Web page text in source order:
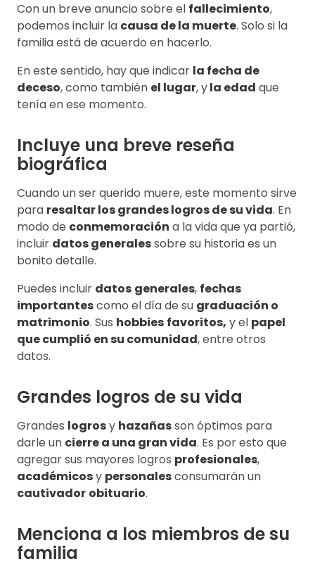
Con un breve anuncio sobre el fallecimiento,
podemos incluir la causa de la muerte. Solo si la
familia está de acuerdo en hacerlo.
En este sentido, hay que indicar la fecha de
deceso, como también el lugar, yla edad que
tenía en ese momento.
Incluye una breve reseña
biográfica
Cuando un ser querido muere, este momento sirve
para resaltar los grandes logros de su vida. En
modo de conmemoración a la vida que ya partió,
incluir datos generalessobre su historia es un
bonito detalle.
Puedes incluir datos generales, fechas
importantescomo el día de su graduación o
matrimonio. Sus hobbies favoritos, y el papel
que cumplió en su comunidad, entre otros
datos.
Grandes logros de su vida
Grandes logrosy hazañasson óptimos para
darle un cierre a una gran vida. Es por esto que
agregar sus mayores logros profesionales,
académicosy personalesconsumarán un
cautivador obituario.
Menciona a los miembros de su
familia